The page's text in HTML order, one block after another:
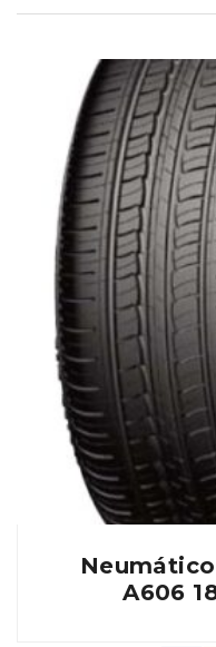
Neumático
A606